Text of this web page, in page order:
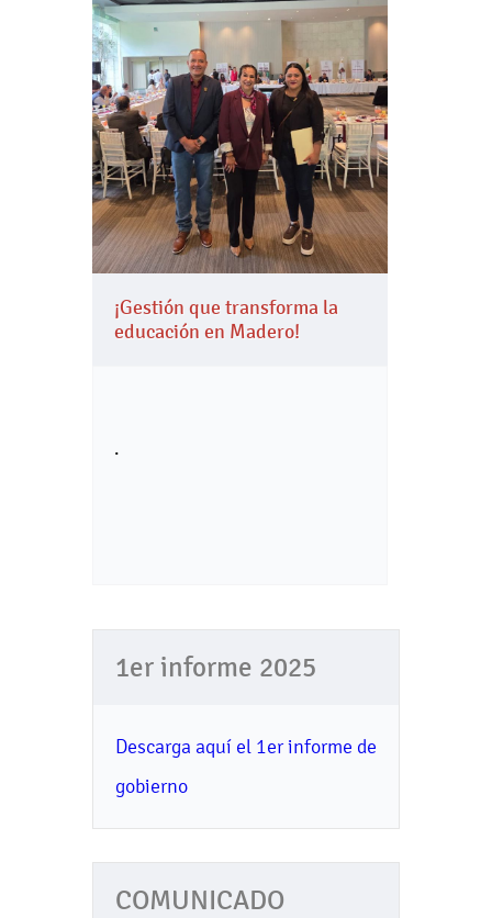
¡Gestión que transforma la
educación en Madero!
.
1er informe 2025
Descarga aquí el 1er informe de
gobierno
COMUNICADO